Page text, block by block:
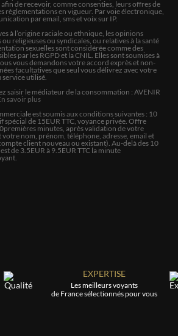
qui me rongeait, j'ai plus
que Doris m'a dites et en fait qui
sa patience à l'écoute et
sont précieux. Pour moi c'est une
de laisser un avis, car le temps
% à ses prévisions. Elle avait vu
même sur des détails qui me
improbables au moment de la
est dotée d'un don exceptionnel,
afin de recevoir, comme consenties, leurs offres de
règlementations en vigueur. Par voie électronique,
par email, sms et voix sur IP.
à l’origine raciale ou ethnique, les opinions
religieuses ou syndicales, ou relatives à la santé
sexuelles sont considérée comme des
par les RGPD et la CNIL. Elles sont soumises à
vous demandons votre accord exprès et non-
facultatives que seul vous délivrez avec votre
utilisé.
saisir le médiateur de la consommation : AVENIR
savoir plus
est soumis aux conditions suivantes : 10
spécial de 15EUR TTC, voyance privée. Offre
premières minutes, après validation de votre
nom, prénom, téléphone, adresse, email et
client nouveau ou existant). Au-delà des 10
de 3.5EUR à 9.5EUR TTC la minute
EXPERTISE
Les meilleurs voyants
de France sélectionnés pour vous